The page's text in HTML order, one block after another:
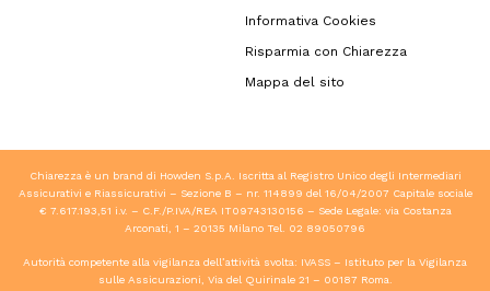
Informativa Cookies
Risparmia con Chiarezza
Mappa del sito
Chiarezza è un brand di Howden S.p.A. Iscritta al Registro Unico degli Intermediari
Assicurativi e Riassicurativi – Sezione B – nr. 114899 del 16/04/2007 Capitale sociale
€ 7.617.193,51 i.v. – C.F./P.IVA/REA IT09743130156 – Sede Legale: via Costanza
Arconati, 1 – 20135 Milano Tel. 02 89050796
Autorità competente alla vigilanza dell’attività svolta: IVASS – Istituto per la Vigilanza
sulle Assicurazioni, Via del Quirinale 21 – 00187 Roma.